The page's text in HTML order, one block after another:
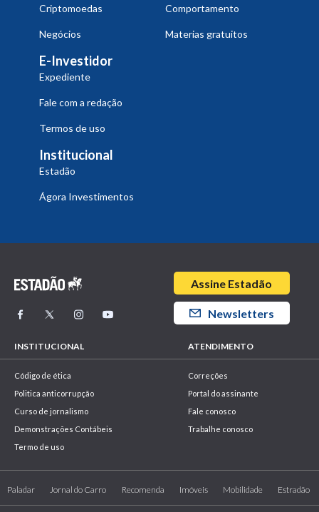
Criptomoedas Comportamento
Negócios Materias gratuitos
E-Investidor
Expediente
Fale com a redação
Termos de uso
Institucional
Estadão
Ágora Investimentos
INSTITUCIONAL
Código de ética
Politica anticorrupção
Curso de jornalismo
Demonstrações Contábeis
Termo de uso
ATENDIMENTO
Correções
Portal do assinante
Fale conosco
Trabalhe conosco
Assine Estadão
Newsletters
Paladar Jornal do Carro Recomenda Imóveis Mobilidade Estradão